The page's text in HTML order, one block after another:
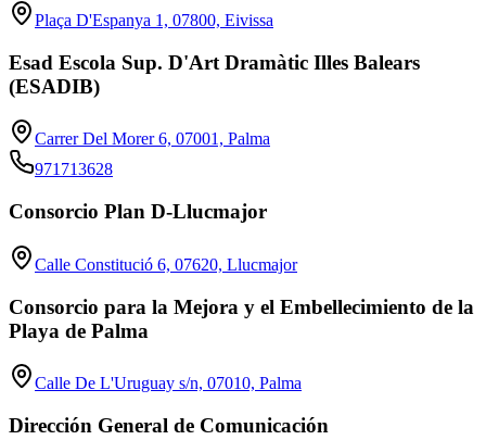
Plaça D'Espanya 1, 07800, Eivissa
Esad Escola Sup. D'Art Dramàtic Illes Balears
(ESADIB)
Carrer Del Morer 6, 07001, Palma
971713628
Consorcio Plan D-Llucmajor
Calle Constitució 6, 07620, Llucmajor
Consorcio para la Mejora y el Embellecimiento de la
Playa de Palma
Calle De L'Uruguay s/n, 07010, Palma
Dirección General de Comunicación